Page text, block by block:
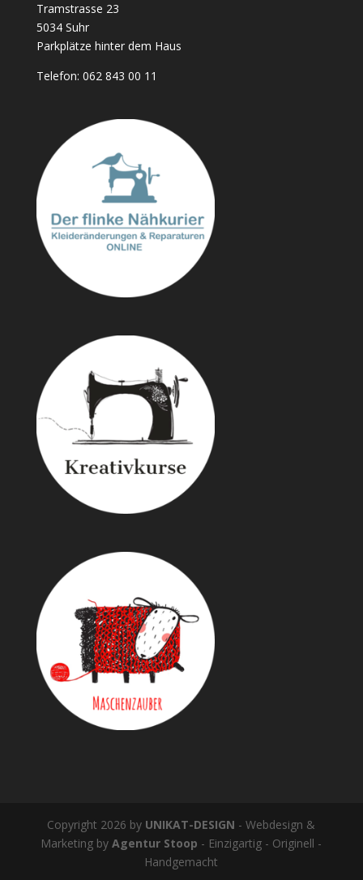
Tramstrasse 23
5034 Suhr
Parkplätze hinter dem Haus
Telefon: 062 843 00 11
Copyright 2026 by UNIKAT-DESIGN - Webdesign &
Marketing byAgentur Stoop - Einzigartig - Originell -
Handgemacht